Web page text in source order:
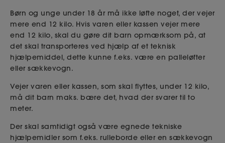
Børn og unge under 18 år må ikke løfte noget, der vejer
mere end 12 kilo. Hvis varen eller kassen vejer mere
end 12 kilo, skal du gøre dit barn opmærksom på, at
det skal transporteres ved hjælp af et teknisk
hjælpemiddel, dette kunne f.eks. være en palleløfter
eller sækkevogn.
Vejer varen eller kassen, som skal flyttes, under 12 kilo,
må dit barn maks. bære det, hvad der svarer til to
meter.
Der skal samtidigt også være egnede tekniske
hjælpemidler som f.eks. rulleborde eller en sækkevogn